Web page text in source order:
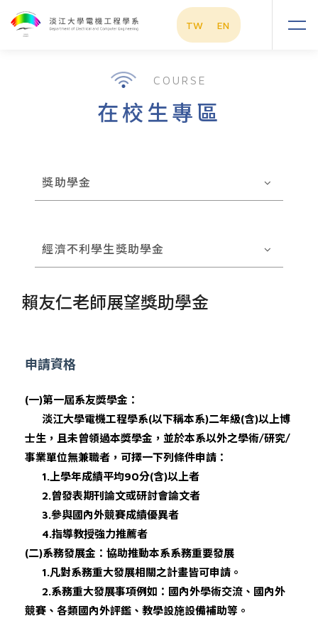
TW EN
COURSE
在校生專區
獎助學金
經濟不利學生獎助學金
賴友仁老師展望獎助學金
申請資格
(一)第一屆系友獎學金：
淡江大學電機工程學系(以下稱本系)二年級(含)以上博
士生，且未曾領過本獎學金，並於本系以外之學術/研究/
事業單位無兼職者，可擇一下列條件申請：
1. 上學年成績平均90分(含)以上者
2.曾發表期刊論文或研討會論文者
3.參與國內外競賽成績優異者
4.指導教授強力推薦者
(二)系務發展金：協助推動本系系務重要發展
1.凡對系務重大發展相關之計畫皆可申請。
2.系務重大發展事項例如：國內外學術交流、國內外
競賽、各類國內外評鑑、教學設施設備補助等。